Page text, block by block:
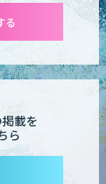
る
載を
ら